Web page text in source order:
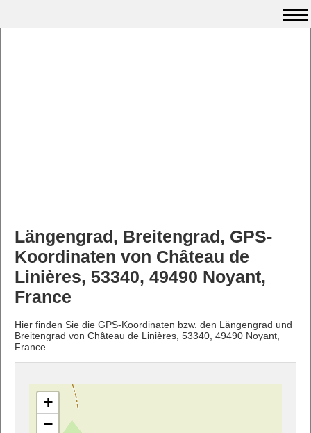
Längengrad, Breitengrad, GPS-
Koordinaten von Château de
Linières, 53340, 49490 Noyant,
France
Hier finden Sie die GPS-Koordinaten bzw. den Längengrad und
Breitengrad von Château de Linières, 53340, 49490 Noyant,
France.
+
−